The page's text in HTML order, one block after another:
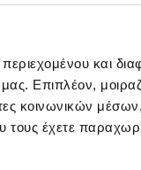
και
Επιπλέον,
κοινωνικών
έχετε